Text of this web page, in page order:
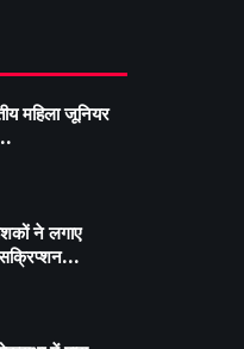
महिला जूनियर
ने लगाए